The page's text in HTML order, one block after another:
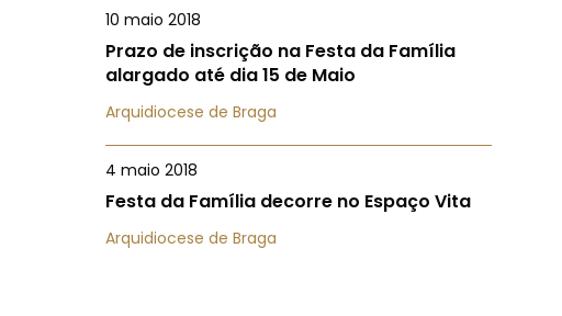
10 maio 2018
Prazo de inscrição na Festa da Família
alargado até dia 15 de Maio
Arquidiocese de Braga
4 maio 2018
Festa da Família decorre no Espaço Vita
Arquidiocese de Braga